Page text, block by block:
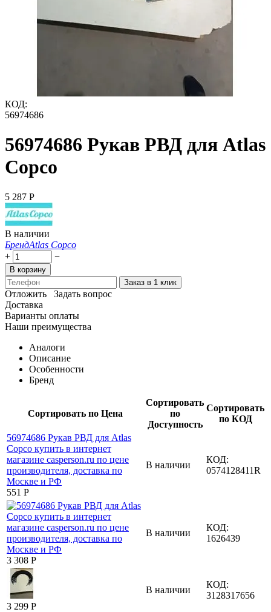
КОД:
56974686
56974686 Рукав РВД для Atlas
Copco
5 287 Р
В наличии
БрендAtlas Copco
+
−
В корзину
Заказ в 1 клик
Отложить
Задать вопрос
Доставка
Варианты оплаты
Наши преимущества
Аналоги
Описание
Особенности
Бренд
Сортировать по Цена
Сортировать
по
Доступность
Сортировать
по КОД
‍551‍ Р
В наличии
КОД:
0574128411R
3 308 Р
В наличии
КОД:
1626439
3 299 Р
В наличии
КОД:
3128317656